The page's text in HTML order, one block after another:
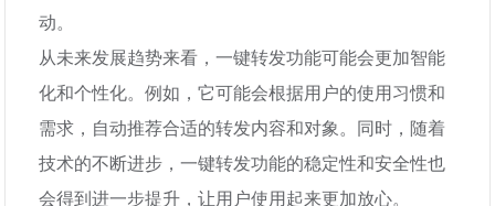
动。
从未来发展趋势来看，一键转发功能可能会更加智能
化和个性化。例如，它可能会根据用户的使用习惯和
需求，自动推荐合适的转发内容和对象。同时，随着
技术的不断进步，一键转发功能的稳定性和安全性也
会得到进一步提升，让用户使用起来更加放心。